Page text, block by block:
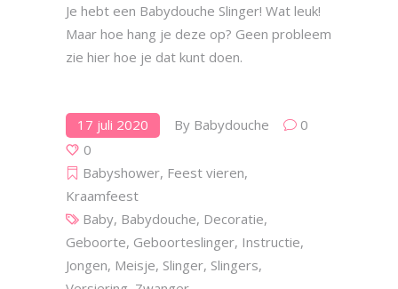
Je hebt een Babydouche Slinger! Wat leuk!
Maar hoe hang je deze op? Geen probleem
zie hier hoe je dat kunt doen.
17 juli 2020 By Babydouche
0
0
Babyshower, Feest vieren,
Kraamfeest
Baby, Babydouche, Decoratie,
Geboorte, Geboorteslinger, Instructie,
Jongen, Meisje, Slinger, Slingers,